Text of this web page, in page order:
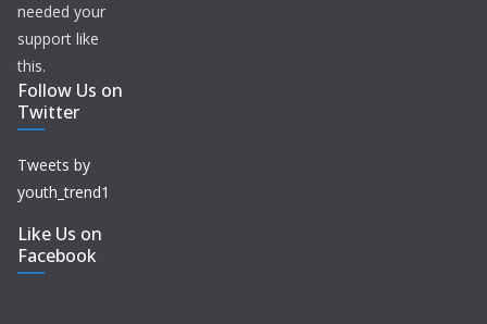
needed your
support like
this.
Follow Us on
Twitter
Tweets by
youth_trend1
Like Us on
Facebook